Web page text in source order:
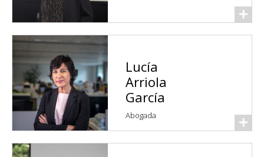
Lucía
Arriola
García
Abogada